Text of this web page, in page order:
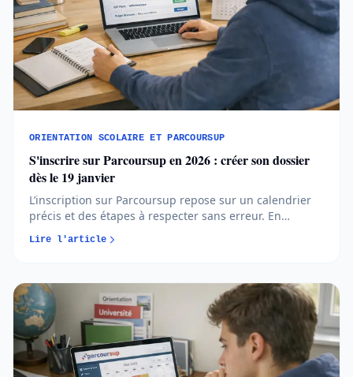
ORIENTATION SCOLAIRE ET PARCOURSUP
S'inscrire sur Parcoursup en 2026 : créer son dossier
dès le 19 janvier
L’inscription sur Parcoursup repose sur un calendrier
précis et des étapes à respecter sans erreur. En
comprenant quand et comment créer votre dossier,
vous avancez plus sereinement et évitez les oublis
Lire l'article